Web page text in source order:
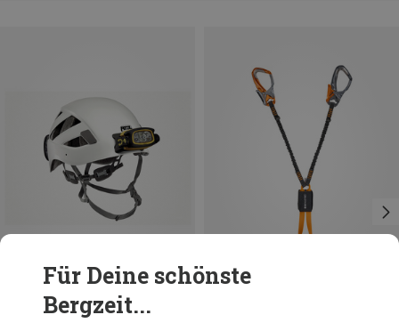
48-58CM 53-61CM
Für Deine schönste
Bergzeit...